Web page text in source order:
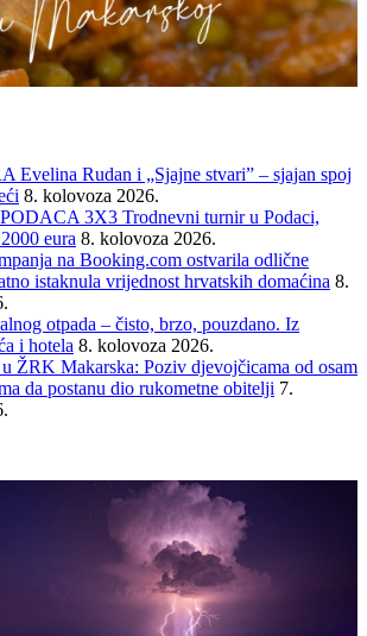
Evelina Rudan i „Sjajne stvari” – sjajan spoj
8. kolovoza 2026.
3X3 Trodnevni turnir u Podaci,
eura 8. kolovoza 2026.
na Booking.com ostvarila odlične
istaknula vrijednost hrvatskih domaćina 8.
otpada – čisto, brzo, pouzdano. Iz
i hotela 8. kolovoza 2026.
ŽRK Makarska: Poziv djevojčicama od osam
da postanu dio rukometne obitelji 7.